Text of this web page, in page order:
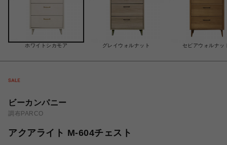
ホワイトシカモア グレイウォルナット セピアウォルナッ
ビーカンパニー
調布PARCO
アクアライト M-604チェスト